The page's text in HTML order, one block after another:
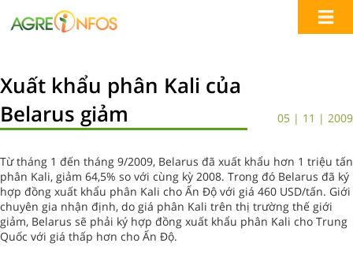
Xuất khẩu phân Kali của
Belarus giảm
05 | 11 | 2009
Từ tháng 1 đến tháng 9/2009, Belarus đã xuất khẩu hơn 1 triệu tấn
phân Kali, giảm 64,5% so với cùng kỳ 2008. Trong đó Belarus đã ký
hợp đồng xuất khẩu phân Kali cho Ấn Độ với giá 460 USD/tấn. Giới
chuyên gia nhận định, do giá phân Kali trên thị trường thế giới
giảm, Belarus sẽ phải ký hợp đồng xuất khẩu phân Kali cho Trung
Quốc với giá thấp hơn cho Ấn Độ.